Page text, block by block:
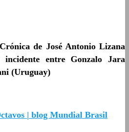
de José Antonio Lizana
entre Gonzalo Jara
(Uruguay)
| blog Mundial Brasil